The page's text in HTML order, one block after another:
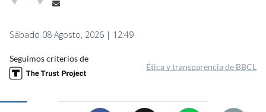
Sábado 08 Agosto, 2026 | 12:49
Seguimos criterios de
Ética y transparencia de BBCL